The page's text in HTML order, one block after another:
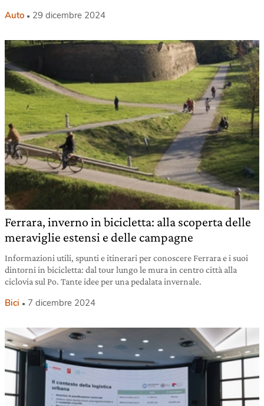
Auto 29 dicembre 2024
Ferrara, inverno in bicicletta: alla scoperta delle
meraviglie estensi e delle campagne
Informazioni utili, spunti e itinerari per conoscere Ferrara e i suoi
dintorni in bicicletta: dal tour lungo le mura in centro città alla
ciclovia sul Po. Tante idee per una pedalata invernale.
Bici 7 dicembre 2024